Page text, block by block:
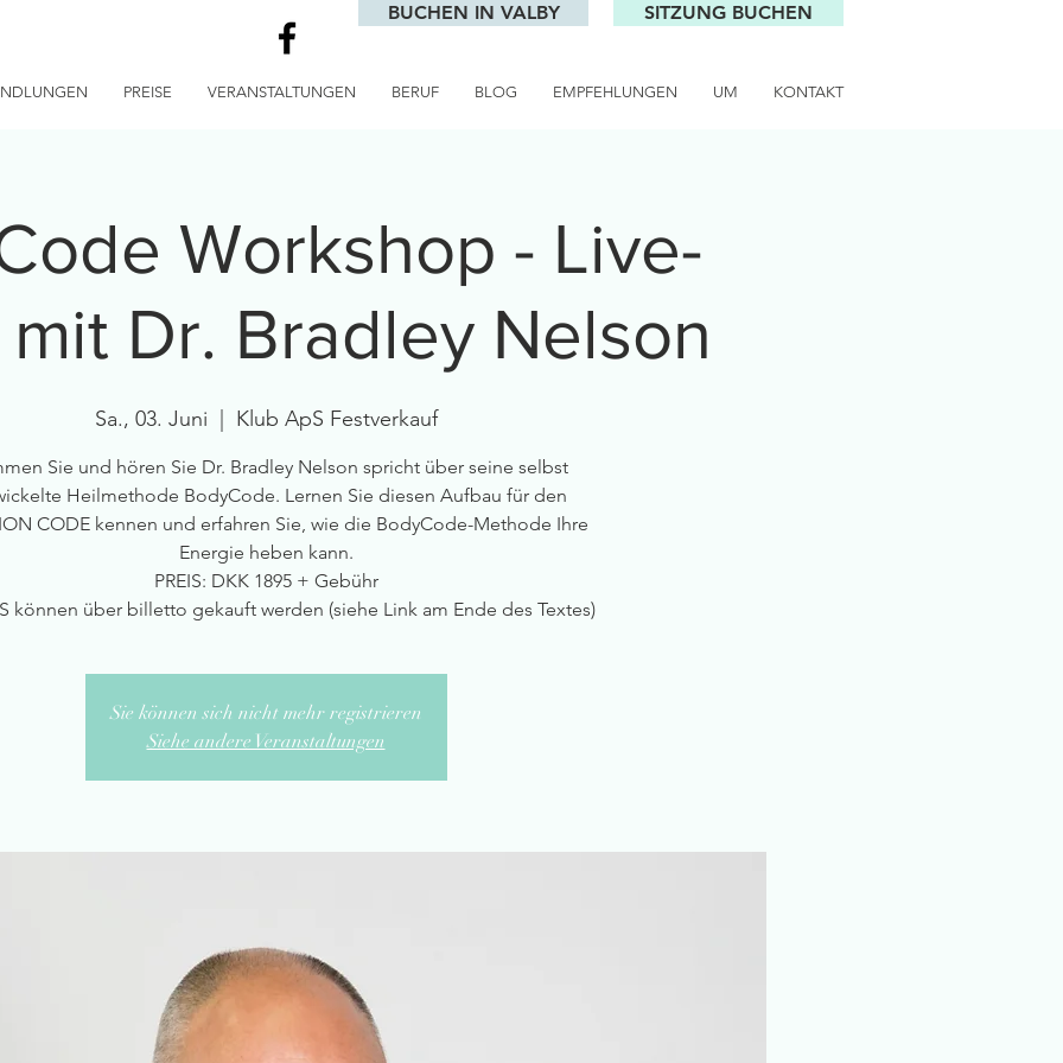
SITZUNG BUCHEN
PREISE VERANSTALTUNGEN BERUF BLOG EMPFEHLUNGEN UM KONTAKT
BUCHEN IN VALBY
Workshop - Live-
mit Dr. Bradley Nelson
Sa., 03. Juni Klub ApS Festverkauf
Sie und hören Sie Dr. Bradley Nelson spricht über seine selbst
Heilmethode BodyCode. Lernen Sie diesen Aufbau für den
CODE kennen und erfahren Sie, wie die BodyCode-Methode Ihre
Energie heben kann.
PREIS: DKK 1895 + Gebühr
können über billetto gekauft werden (siehe Link am Ende des Textes)
Sie können sich nicht mehr registrieren
Siehe andere Veranstaltungen